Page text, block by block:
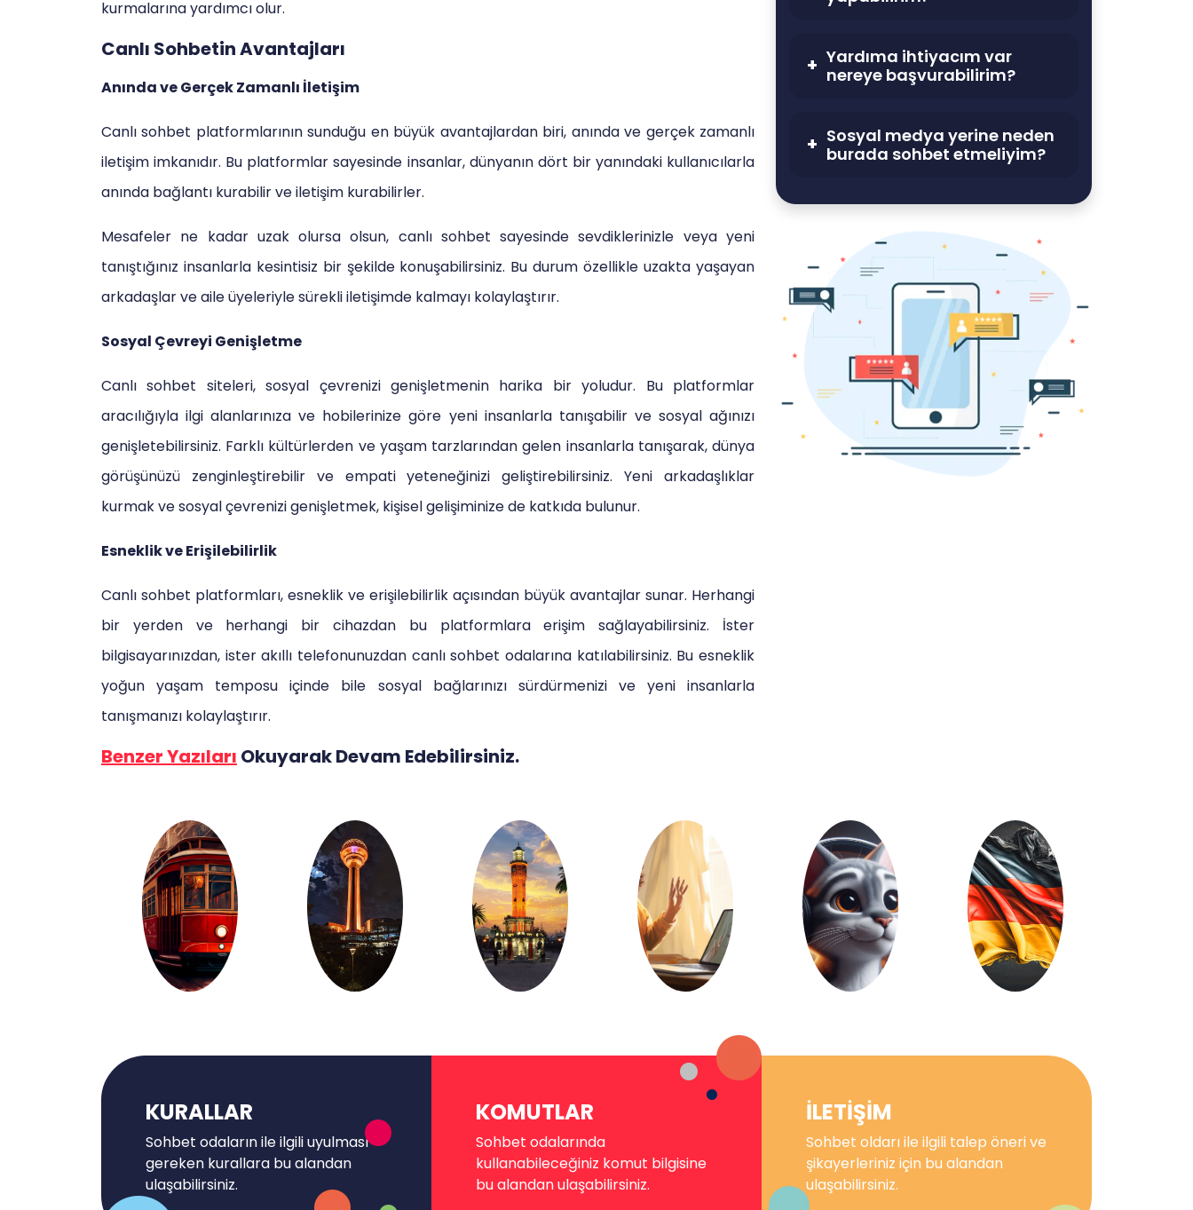
kurmalarına yardımcı olur.
Canlı Sohbetin Avantajları
Anında ve Gerçek Zamanlı İletişim
Canlı sohbet platformlarının sunduğu en büyük avantajlardan biri, anında ve gerçek zamanlı
iletişim imkanıdır. Bu platformlar sayesinde insanlar, dünyanın dört bir yanındaki kullanıcılarla
anında bağlantı kurabilir ve iletişim kurabilirler.
Mesafeler ne kadar uzak olursa olsun, canlı sohbet sayesinde sevdiklerinizle veya yeni
tanıştığınız insanlarla kesintisiz bir şekilde konuşabilirsiniz. Bu durum özellikle uzakta yaşayan
arkadaşlar ve aile üyeleriyle sürekli iletişimde kalmayı kolaylaştırır.
Sosyal Çevreyi Genişletme
Canlı sohbet siteleri, sosyal çevrenizi genişletmenin harika bir yoludur. Bu platformlar
aracılığıyla ilgi alanlarınıza ve hobilerinize göre yeni insanlarla tanışabilir ve sosyal ağınızı
genişletebilirsiniz. Farklı kültürlerden ve yaşam tarzlarından gelen insanlarla tanışarak, dünya
görüşünüzü zenginleştirebilir ve empati yeteneğinizi geliştirebilirsiniz. Yeni arkadaşlıklar
kurmak ve sosyal çevrenizi genişletmek, kişisel gelişiminize de katkıda bulunur.
Esneklik ve Erişilebilirlik
Canlı sohbet platformları, esneklik ve erişilebilirlik açısından büyük avantajlar sunar. Herhangi
bir yerden ve herhangi bir cihazdan bu platformlara erişim sağlayabilirsiniz. İster
bilgisayarınızdan, ister akıllı telefonunuzdan canlı sohbet odalarına katılabilirsiniz. Bu esneklik
yoğun yaşam temposu içinde bile sosyal bağlarınızı sürdürmenizi ve yeni insanlarla
tanışmanızı kolaylaştırır.
Yardıma ihtiyacım var
nereye başvurabilirim?
Sosyal medya yerine neden
burada sohbet etmeliyim?
Benzer Yazıları Okuyarak Devam Edebilirsiniz.
KURALLAR
Sohbet odaların ile ilgili uyulması
gereken kurallara bu alandan
ulaşabilirsiniz.
KOMUTLAR
Sohbet odalarında
kullanabileceğiniz komut bilgisine
bu alandan ulaşabilirsiniz.
İLETİŞİM
Sohbet oldarı ile ilgili talep öneri ve
şikayerleriniz için bu alandan
ulaşabilirsiniz.